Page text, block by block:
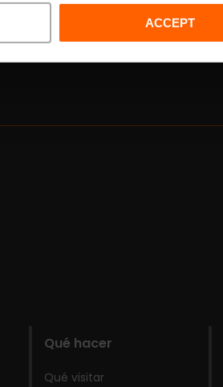
ACCEPT
Qué hacer
Qué visitar